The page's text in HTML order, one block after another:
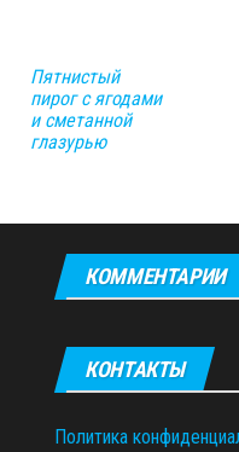
Пятнистый
пирог с ягодами
и сметанной
глазурью
КОММЕНТАРИИ
КОНТАКТЫ
Политика